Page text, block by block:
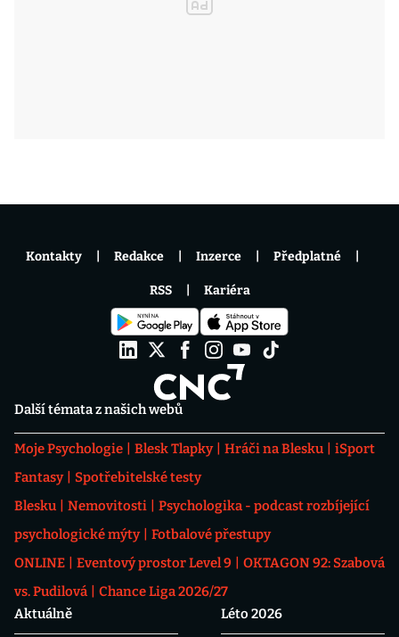
Další témata z našich webů
Moje Psychologie Blesk Tlapky Hráči na Blesku
iSport
Fantasy
Spotřebitelské testy
Blesku
Nemovitosti
Psychologika - podcast rozbíjející
psychologické mýty
Fotbalové přestupy
ONLINE
Eventový prostor Level 9
OKTAGON 92: Szabová
vs. Pudilová
Chance Liga 2026/27
Aktuálně
Léto 2026
Kontakty Redakce Inzerce Předplatné
RSS Kariéra